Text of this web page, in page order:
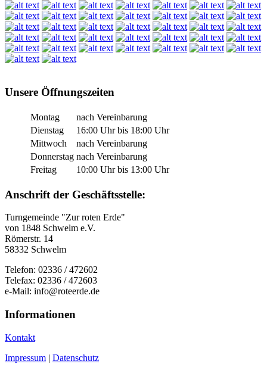
Unsere Öffnungszeiten
Montag
nach Vereinbarung
Dienstag
16:00 Uhr bis 18:00 Uhr
Mittwoch
nach Vereinbarung
Donnerstag nach Vereinbarung
Freitag
10:00 Uhr bis 13:00 Uhr
Anschrift der Geschäftsstelle:
Turngemeinde "Zur roten Erde"
von 1848 Schwelm e.V.
Römerstr. 14
58332 Schwelm
Telefon: 02336 / 472602
Telefax: 02336 / 472603
e-Mail: info@roteerde.de
Informationen
Kontakt
Impressum | Datenschutz